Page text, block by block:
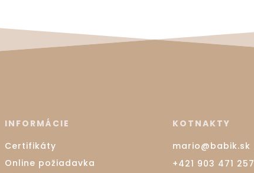
INFORMÁCIE
Certifikáty
Online požiadavka
KOTNAKTY
mario@babik.sk
+421 903 471 257